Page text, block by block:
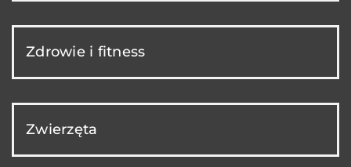
Zdrowie i fitness
Zwierzęta